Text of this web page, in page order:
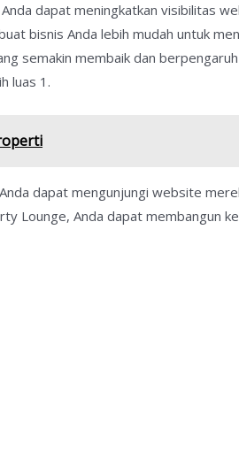
dapat meningkatkan visibilitas
bisnis Anda lebih mudah untuk
semakin membaik dan
luas 1.
dapat mengunjungi website
Lounge, Anda dapat membangun